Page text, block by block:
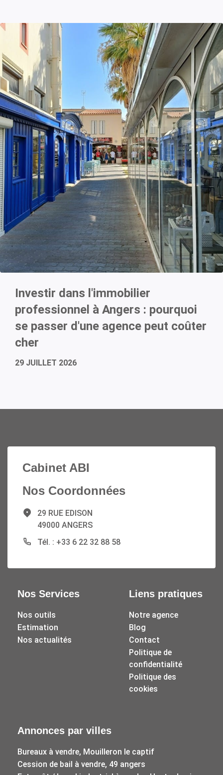
Investir dans l'immobilier
professionnel à Angers : pourquoi
se passer d'une agence peut coûter
cher
29 JUILLET 2026
Cabinet ABI
Nos Coordonnées
29 RUE EDISON
49000 ANGERS
Tél. : +33 6 22 32 88 58
Nos Services
Nos outils
Estimation
Nos actualités
Liens pratiques
Notre agence
Blog
Contact
Politique de
confidentialité
Politique des
cookies
Annonces par villes
Bureaux à vendre, Mouilleron le captif
Cession de bail à vendre, 49 angers